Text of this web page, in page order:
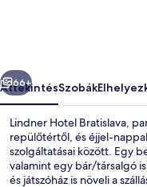
Hyatt
képgalériája
Következő
66+
ÁttekintésSzobák
Lindner Hotel Bratislava,
repülőtértől, és éjjel-
szolgáltatásai között. Egy
valamint egy bár/társalgó
és játszóház is növeli a